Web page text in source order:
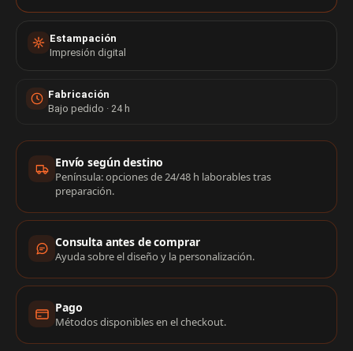
Estampación
Impresión digital
Fabricación
Bajo pedido · 24 h
Información de compra
Envío según destino
Península: opciones de 24/48 h laborables tras
preparación.
Consulta antes de comprar
Ayuda sobre el diseño y la personalización.
Pago
Métodos disponibles en el checkout.